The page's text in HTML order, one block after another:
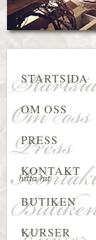
STARTSIDA
OM OSS
PRESS
KONTAKT
BUTIKEN
KURSER